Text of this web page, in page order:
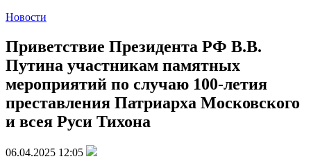
Новости
Приветствие Президента РФ В.В.
Путина участникам памятных
мероприятий по случаю 100-летия
преставления Патриарха Московского
и всея Руси Тихона
06.04.2025 12:05